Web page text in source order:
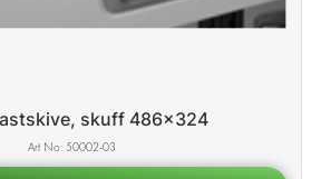
skuff 486x324
50002-03